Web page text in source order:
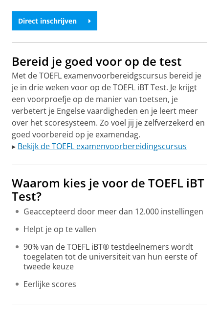
Direct inschrijven
Bereid je goed voor op de test
Met de TOEFL examenvoorbereidgscursus bereid je
je in drie weken voor op de TOEFL iBT Test. Je krijgt
een voorproefje op de manier van toetsen, je
verbetert je Engelse vaardigheden en je leert meer
over het scoresysteem. Zo voel jij je zelfverzekerd en
goed voorbereid op je examendag.
▸ Bekijk de TOEFL examenvoorbereidingscursus
Waarom kies je voor de TOEFL iBT
Test?
Geaccepteerd door meer dan 12.000 instellingen
Helpt je op te vallen
90% van de TOEFL iBT® testdeelnemers wordt
toegelaten tot de universiteit van hun eerste of
tweede keuze
Eerlijke scores